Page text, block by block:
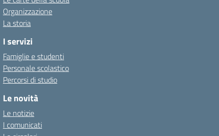
Organizzazione
La storia
I servizi
Famiglie e studenti
Personale scolastico
Percorsi di studio
Le novità
Le notizie
I comunicati